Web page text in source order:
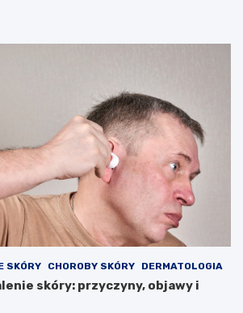
SKÓRY CHOROBY SKÓRY DERMATOLOGIA
skóry: przyczyny, objawy i